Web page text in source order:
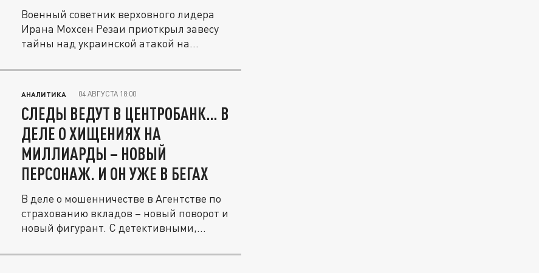
Военный советник верховного лидера
Ирана Мохсен Резаи приоткрыл завесу
тайны над украинской атакой на
АНАЛИТИКА 04 АВГУСТА 18:00
СЛЕДЫ ВЕДУТ В ЦЕНТРОБАНК… В
ДЕЛЕ О ХИЩЕНИЯХ НА
МИЛЛИАРДЫ – НОВЫЙ
ПЕРСОНАЖ. И ОН УЖЕ В БЕГАХ
В деле о мошенничестве в Агентстве по
страхованию вкладов – новый поворот и
новый фигурант. С детективными,...